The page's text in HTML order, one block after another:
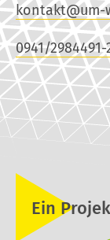
0941/2984491-
Ein